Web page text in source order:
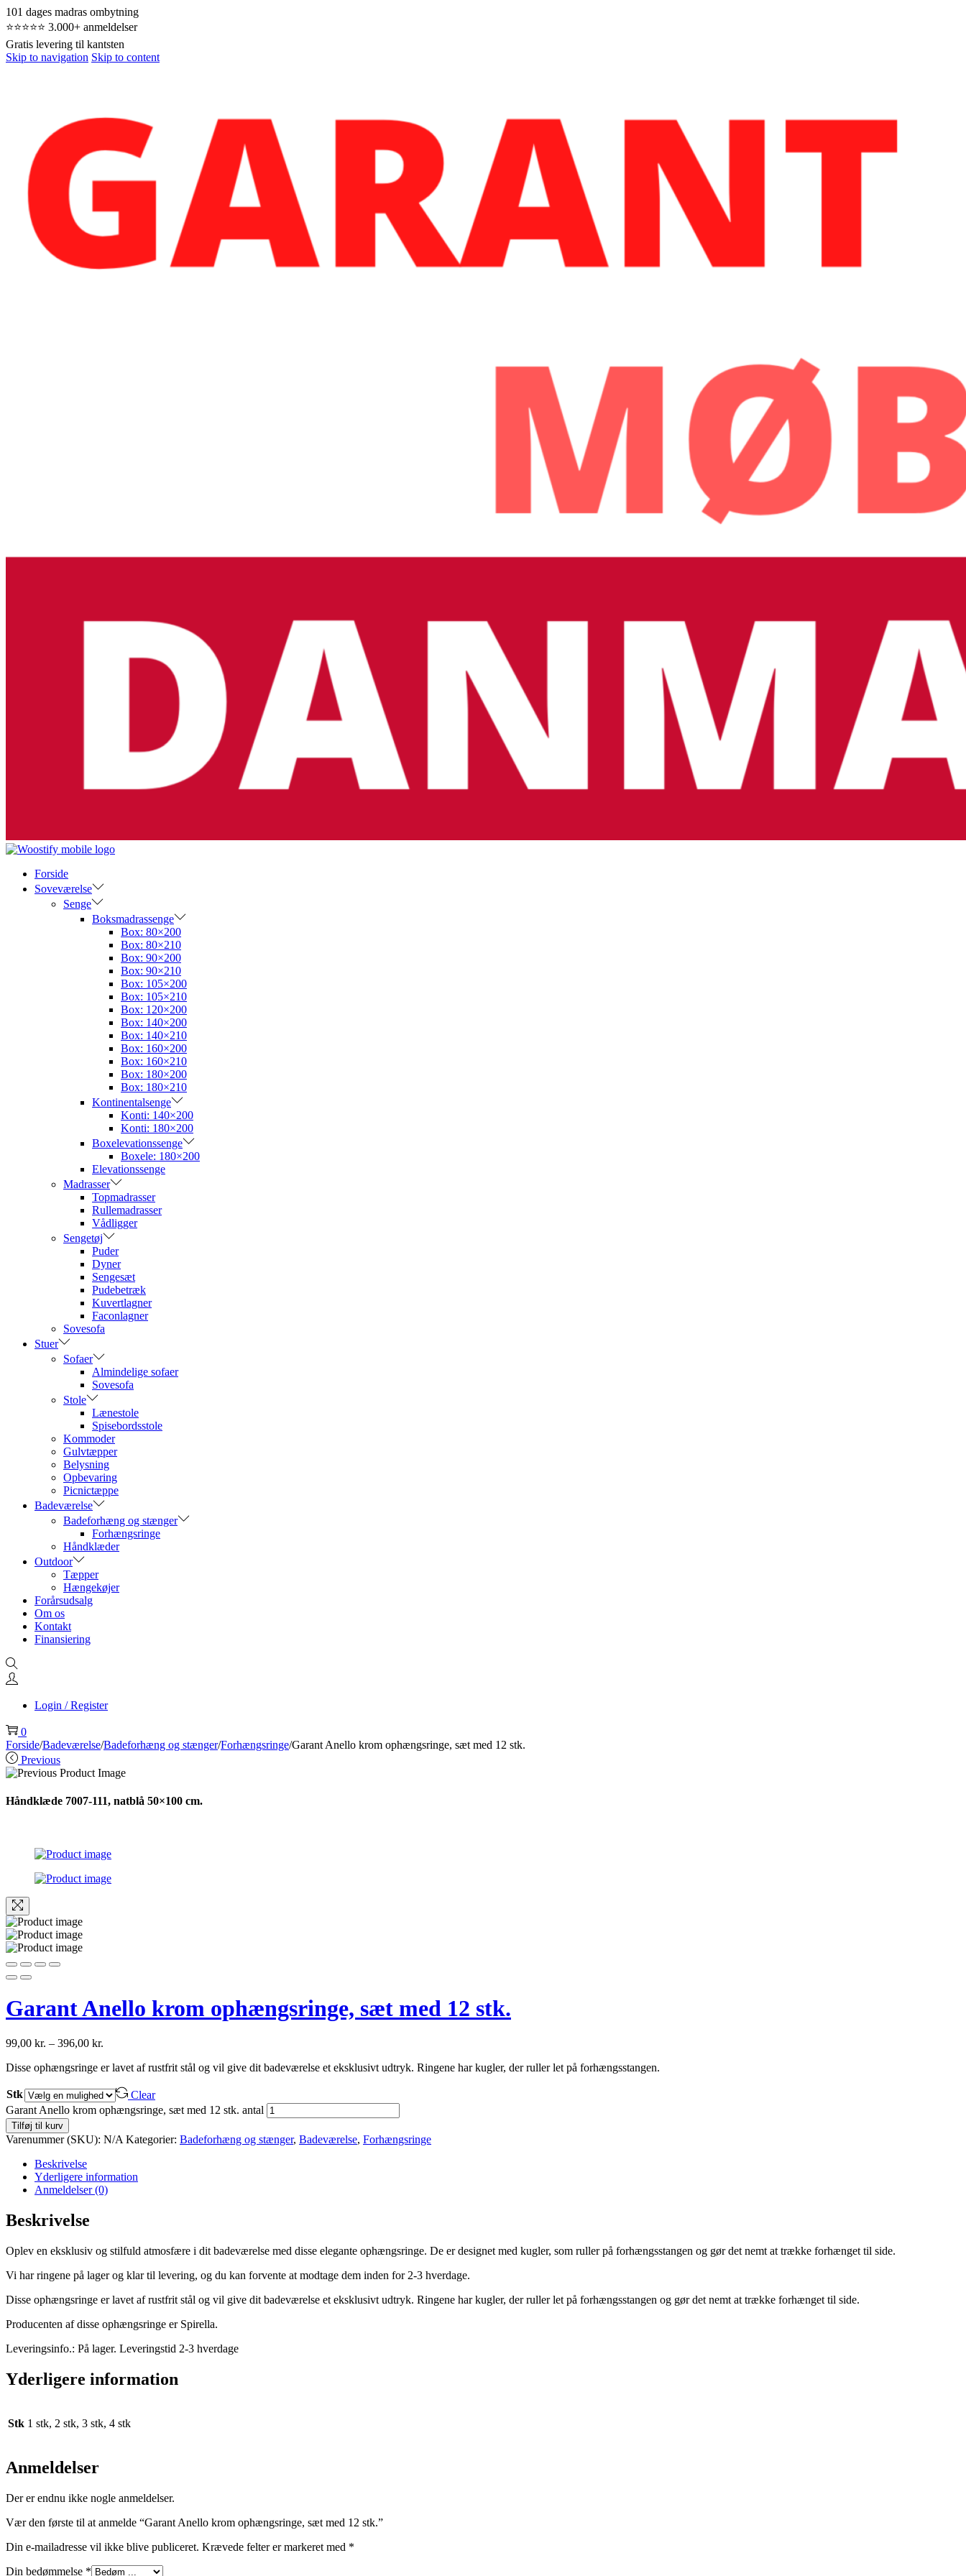
101 dages madras ombytning
⭐⭐⭐⭐⭐ 3.000+ anmeldelser
Gratis levering til kantsten
Skip to navigation Skip to content
Forside
Soveværelse
Senge
Boksmadrassenge
Box: 80×200
Box: 80×210
Box: 90×200
Box: 90×210
Box: 105×200
Box: 105×210
Box: 120×200
Box: 140×200
Box: 140×210
Box: 160×200
Box: 160×210
Box: 180×200
Box: 180×210
Kontinentalsenge
Konti: 140×200
Konti: 180×200
Boxelevationssenge
Boxele: 180×200
Elevationssenge
Madrasser
Topmadrasser
Rullemadrasser
Vådligger
Sengetøj
Puder
Dyner
Sengesæt
Pudebetræk
Kuvertlagner
Faconlagner
Sovesofa
Stuer
Sofaer
Almindelige sofaer
Sovesofa
Stole
Lænestole
Spisebordsstole
Kommoder
Gulvtæpper
Belysning
Opbevaring
Picnictæppe
Badeværelse
Badeforhæng og stænger
Forhængsringe
Håndklæder
Outdoor
Tæpper
Hængekøjer
Forårsudsalg
Om os
Kontakt
Finansiering
Login / Register
0
Forside/Badeværelse/Badeforhæng og stænger/Forhængsringe/Garant Anello krom ophængsringe, sæt med 12 stk.
Previous
Håndklæde 7007-111, natblå 50×100 cm.
Garant Anello krom ophængsringe, sæt med 12 stk.
99,00 kr. – 396,00 kr.
Disse ophængsringe er lavet af rustfrit stål og vil give dit badeværelse et eksklusivt udtryk. Ringene har kugler, der ruller let på forhængsstangen.
Stk
Clear
Garant Anello krom ophængsringe, sæt med 12 stk. antal
Tilføj til kurv
Varenummer (SKU): N/A Kategorier: Badeforhæng og stænger, Badeværelse, Forhængsringe
Beskrivelse
Yderligere information
Anmeldelser (0)
Beskrivelse
Oplev en eksklusiv og stilfuld atmosfære i dit badeværelse med disse elegante ophængsringe. De er designet med kugler, som ruller på forhængsstangen og gør det nemt at trække forhænget til side.
Vi har ringene på lager og klar til levering, og du kan forvente at modtage dem inden for 2-3 hverdage.
Disse ophængsringe er lavet af rustfrit stål og vil give dit badeværelse et eksklusivt udtryk. Ringene har kugler, der ruller let på forhængsstangen og gør det nemt at trække forhænget til side.
Producenten af disse ophængsringe er Spirella.
Leveringsinfo.: På lager. Leveringstid 2-3 hverdage
Yderligere information
Stk 1 stk, 2 stk, 3 stk, 4 stk
Anmeldelser
Der er endnu ikke nogle anmeldelser.
Vær den første til at anmelde “Garant Anello krom ophængsringe, sæt med 12 stk.”
Din e-mailadresse vil ikke blive publiceret. Krævede felter er markeret med *
Din bedømmelse *